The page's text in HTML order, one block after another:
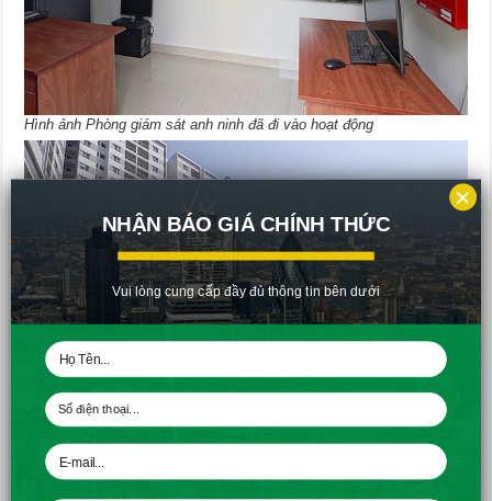
Hình ảnh Phòng giám sát anh ninh đã đi vào hoạt động
Hình ảnh tổng quan block A
NHẬN BÁO GIÁ CHÍNH THỨC
Vui lòng cung cấp đầy đủ thông tin bên dưới
×